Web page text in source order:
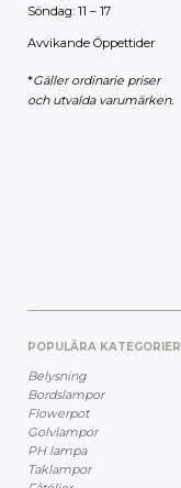
Söndag: 11 – 17
Avvikande Öppettider
*Gäller ordinarie priser
och utvalda varumärken.
POPULÄRA KATEGORIER
Belysning
Bordslampor
Flowerpot
Golvlampor
PH lampa
Taklampor